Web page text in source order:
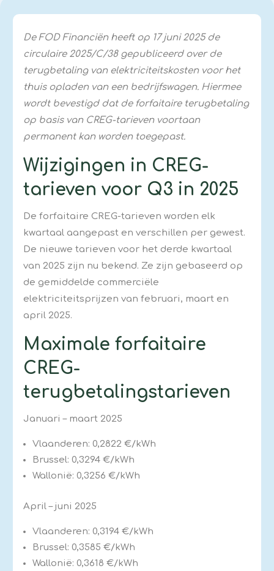
De FOD Financiën heeft op 17 juni 2025 de
circulaire 2025/C/38 gepubliceerd over de
terugbetaling van elektriciteitskosten voor het
thuis opladen van een bedrijfswagen. Hiermee
wordt bevestigd dat de forfaitaire terugbetaling
op basis van CREG-tarieven voortaan
permanent kan worden toegepast.
Wijzigingen in CREG-
tarieven voor Q3 in 2025
De forfaitaire CREG-tarieven worden elk
kwartaal aangepast en verschillen per gewest.
De nieuwe tarieven voor het derde kwartaal
van 2025 zijn nu bekend. Ze zijn gebaseerd op
de gemiddelde commerciële
elektriciteitsprijzen van februari, maart en
april 2025.
Maximale forfaitaire
CREG-
terugbetalingstarieven
Januari – maart 2025
Vlaanderen: 0,2822 €/kWh
Brussel: 0,3294 €/kWh
Wallonië: 0,3256 €/kWh
April – juni 2025
Vlaanderen: 0,3194 €/kWh
Brussel: 0,3585 €/kWh
Wallonië: 0,3618 €/kWh